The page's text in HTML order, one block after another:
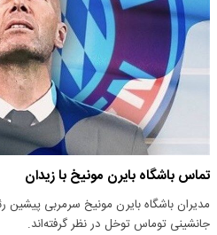
تماس باشگاه بایرن مونیخ با زیدان
مدیران باشگاه بایرن مونیخ سرمربی پیشین
جانشینی توماس توخل در نظر گرفته‌اند.